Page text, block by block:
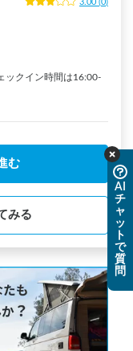
3.00 (0)
ックイン時間は16:00-
む
みる
AI
チ
ャ
ッ
ト
で
質
問